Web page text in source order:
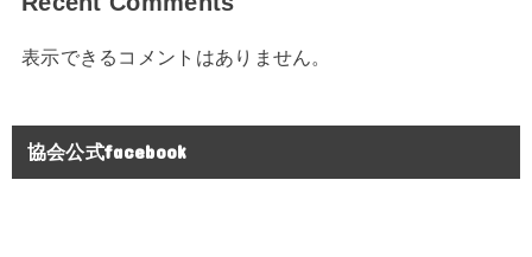
表示できるコメントはありません。
協会公式facebook